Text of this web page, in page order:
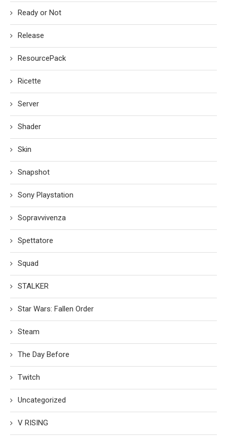
Ready or Not
Release
ResourcePack
Ricette
Server
Shader
Skin
Snapshot
Sony Playstation
Sopravvivenza
Spettatore
Squad
STALKER
Star Wars: Fallen Order
Steam
The Day Before
Twitch
Uncategorized
V RISING